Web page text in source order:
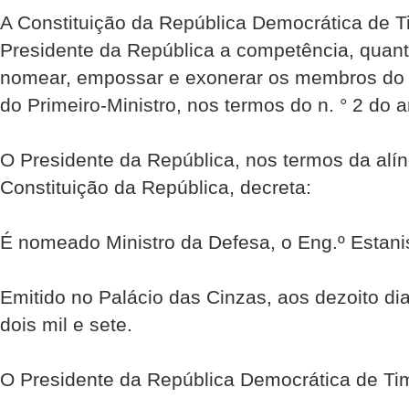
A Constituição da República Democrática de
Presidente da República a competência,
nomear, empossar e exonerar os membros
do Primeiro-Ministro, nos termos do n. ° 2 do
O Presidente da República, nos termos da
Constituição da República, decreta:
É nomeado Ministro da Defesa, o Eng.º
Emitido no Palácio das Cinzas, aos dezoito
dois mil e sete.
O Presidente da República Democrática de